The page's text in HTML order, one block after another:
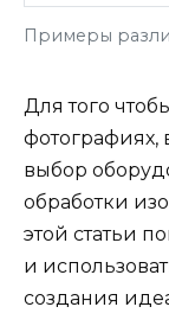
Примеры
Для того
фотографиях,
выбор
обработки
этой статьи
и
создания